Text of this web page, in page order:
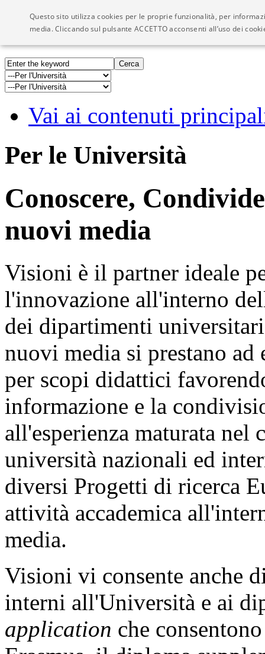
Visioni - We Network
Vai ai contenuti
Per le Università
Conoscere,
nuovi media
Visioni è il partner ideale
l'innovazione all'interno
dei dipartimenti
nuovi media si prestano ad
per scopi didattici
informazione e la
all'esperienza maturata nel
università nazionali ed
diversi Progetti di ricerca
attività accademica
media.
Visioni vi consente anche
interni all'Università e ai
application che
Questo sito utilizza cookies per le proprie funzionalità, per
media. Cliccando sul pulsante ACCETTO acconsenti all’uso dei